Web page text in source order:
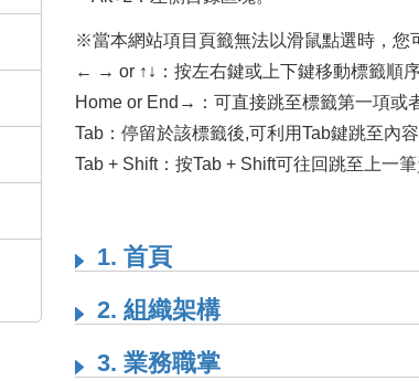
※當本網站項目頁籤無法以滑鼠點選時，您
← → or ↑↓：按左右鍵或上下鍵移動標籤順序
Home or End→：可直接跳至標籤第一項或
Tab：停留於該標籤後,可利用Tab鍵跳至內
Tab + Shift：按Tab + Shift可往回跳至上一
1. 首頁
2. 組織架構
3. 業務職掌